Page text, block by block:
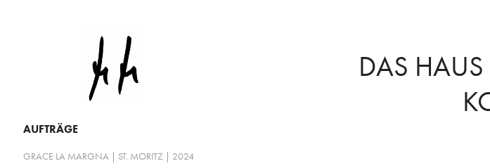
AUFTRÄGE
GRACE LA MARGNA | ST. MORITZ | 2024
DAS HAUS